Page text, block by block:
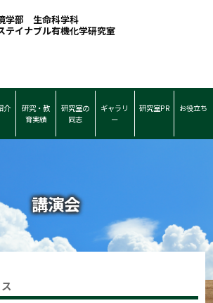
学部 生命科学科
テイナブル有機化学研究室
介
研究・教
育実績
研究室の
同志
ギャラリ
ー
研究室PR お役立ち
講演会